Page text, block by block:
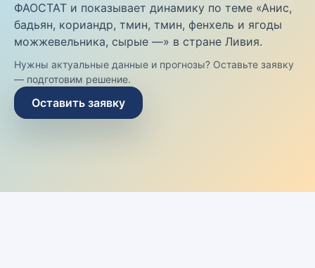
ФАОСТАТ и показывает динамику по теме «Анис,
бадьян, кориандр, тмин, тмин, фенхель и ягоды
можжевельника, сырые —» в стране Ливия.
Нужны актуальные данные и прогнозы? Оставьте заявку
— подготовим решение.
Оставить заявку